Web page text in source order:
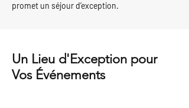
promet un séjour d’exception.
Un Lieu d'Exception pour
Vos Événements